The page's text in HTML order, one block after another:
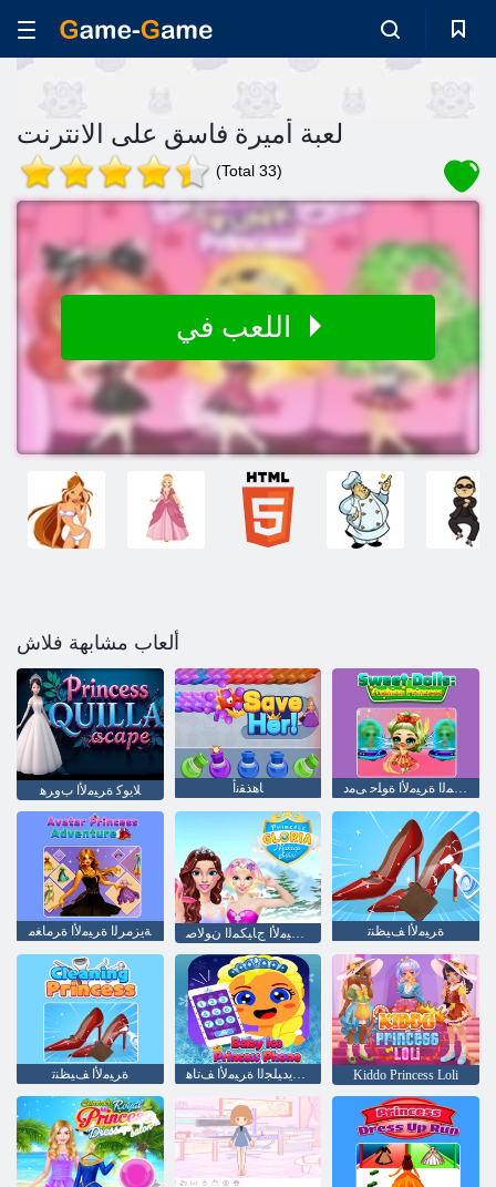
لعبة أميرة فاسق على الانترنت
(Total 33)
ألعاب مشابهة فلاش
ﻼ ﻳﻮﻛ ﺓﺮﻴﻣﻷ ﺍ ﺏﻭﺮﻫ ﺎﻫﺬﻘﻧﺃ ﺔﺿﻮﻤﻟﺍ ﺓﺮﻴﻣﻷ ﺍ ﺓﻮﻠﺣ ﻰﻣﺩ
ﺔﻳﺰﻣﺮﻟﺍ ﺓﺮﻴﻣﻷ ﺍ ﺓﺮﻣﺎﻐﻣ ﺓﺮﻴﻣﻷ ﺍ ﻒﻴﻈﻨﺗ
ﺓﺮﻴﻣﻷ ﺍ ﻒﻴﻈﻨﺗ ﻞﻔﻄﻟﺍ ﺔﻳﺪﻴﻠﺠﻟﺍ ﺓﺮﻴﻣﻷ ﺍ ﻒﺗﺎﻫ Kiddo Princess Loli